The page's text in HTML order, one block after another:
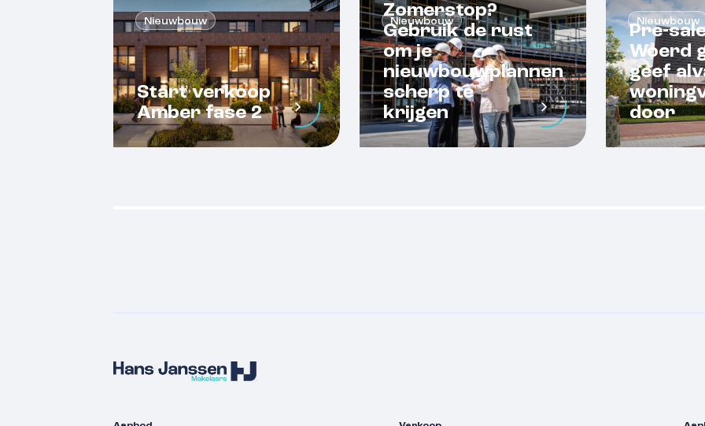
Nieuwbouw
Start verkoop
Amber fase 2
Nieuwbouw
Zomerstop?
Gebruik de rust
om je
nieuwbouwplannen
scherp te
krijgen
Nieuwbouw
Pre-
Woerd
geef
door